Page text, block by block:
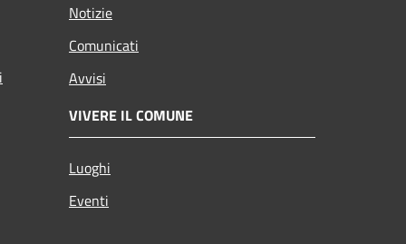
Notizie
Comunicati
Avvisi
VIVERE IL COMUNE
Luoghi
Eventi